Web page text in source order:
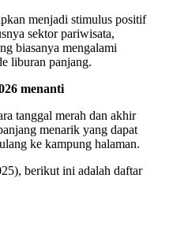
menjadi stimulus positif
sektor pariwisata,
biasanya mengalami
liburan panjang.
menanti
tanggal merah dan akhir
menarik yang dapat
ke kampung halaman.
berikut ini adalah daftar